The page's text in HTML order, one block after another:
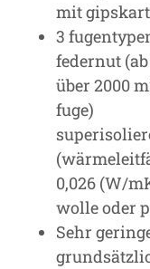
mit
3
federnut
über 2000
fuge)
0,026 (W/
wolle oder
Sehr